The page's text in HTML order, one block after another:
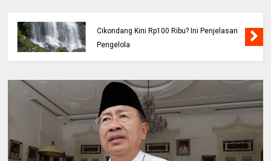
Cikondang Kini Rp100 Ribu? Ini Penjelasan
Pengelola